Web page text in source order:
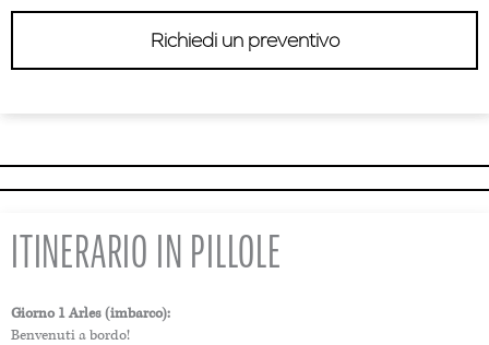
Richiedi un preventivo
ITINERARIO IN PILLOLE
Giorno 1 Arles (imbarco):
Benvenuti a bordo!